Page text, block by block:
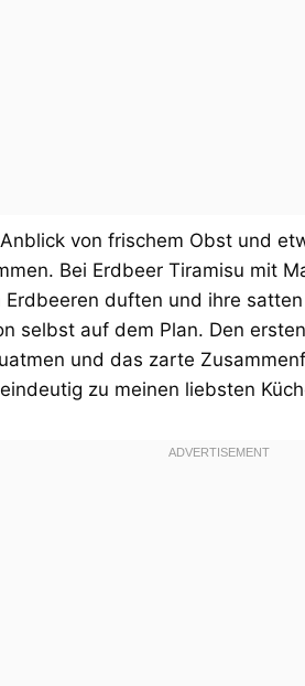
von frischem Obst und
Bei Erdbeer Tiramisu mit
duften und ihre
selbst auf dem Plan. Den
und das zarte
zu meinen liebsten